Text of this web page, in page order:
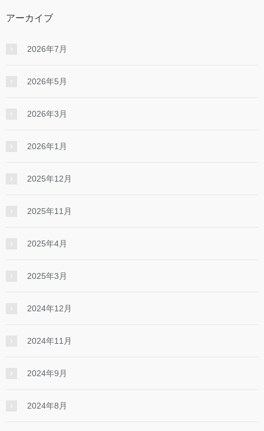
アーカイブ
2026年7月
2026年5月
2026年3月
2026年1月
2025年12月
2025年11月
2025年4月
2025年3月
2024年12月
2024年11月
2024年9月
2024年8月